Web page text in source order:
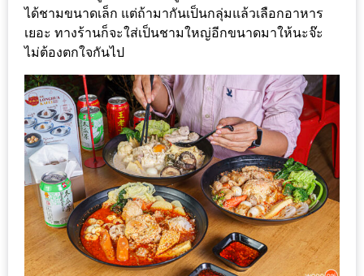
ติดต่อ
น้า
อ้วน
น้า
อ้วน
ชวน
คุย
นโยบาย
ความ
เป็น
ส่วน
ได้ชามขนาดเล็ก แต่ถ้ามากันเป็นกลุ่มแล้วเลือกอาหาร
เยอะ ทางร้านก็จะใส่เป็นชามใหญ่อีกขนาดมาให้นะจ๊ะ
ไม่ต้องตกใจกันไป